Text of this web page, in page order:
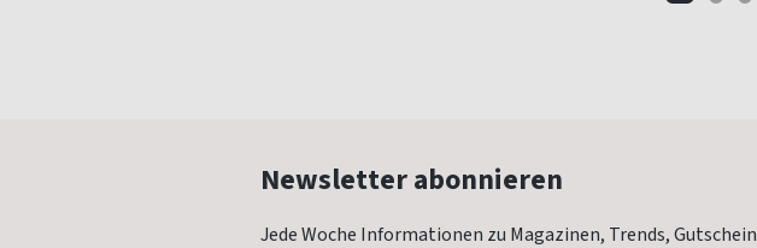
Newsletter abonnieren
Jede Woche Informationen zu Magazinen, Trends,